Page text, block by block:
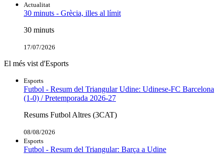
Actualitat
30 minuts - Grècia, illes al límit
30 minuts
17/07/2026
El més vist d'Esports
Esports
Futbol - Resum del Triangular Udine: Udinese-FC Barcelona
(1-0) / Pretemporada 2026-27
Resums Futbol Altres (3CAT)
08/08/2026
Esports
Futbol - Resum del Triangular: Barça a Udine